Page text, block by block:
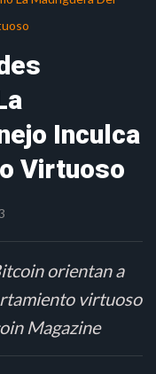
Inculca
Virtuoso
orientan a
virtuoso
Magazine